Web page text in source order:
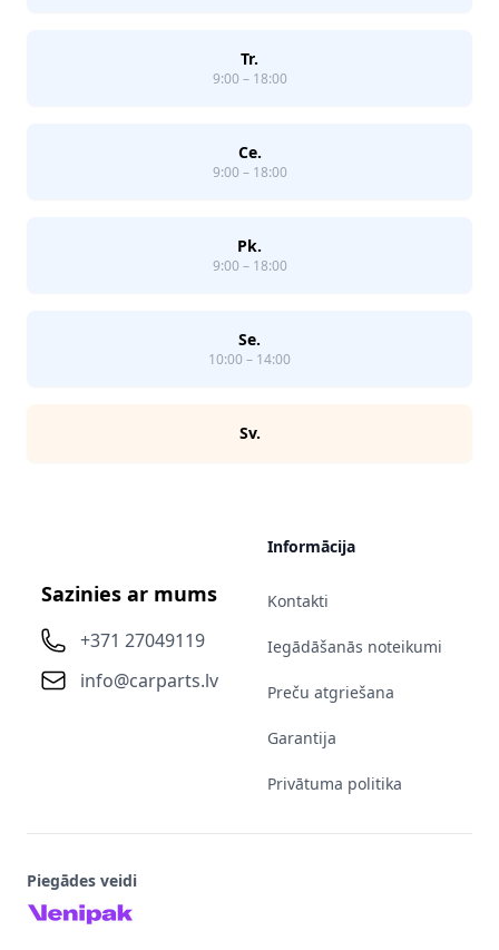
Tr.
9:00 – 18:00
Ce.
9:00 – 18:00
Pk.
9:00 – 18:00
Se.
10:00 – 14:00
Sv.
Sazinies ar mums
+371 27049119
info@carparts.lv
Informācija
Kontakti
Iegādāšanās noteikumi
Preču atgriešana
Garantija
Privātuma politika
Piegādes veidi